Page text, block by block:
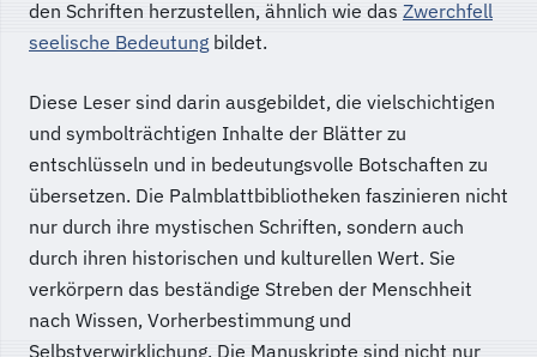
den Schriften herzustellen, ähnlich wie das Zwerchfell
seelische Bedeutung bildet.
Diese Leser sind darin ausgebildet, die vielschichtigen
und symbolträchtigen Inhalte der Blätter zu
entschlüsseln und in bedeutungsvolle Botschaften zu
übersetzen. Die Palmblattbibliotheken faszinieren nicht
nur durch ihre mystischen Schriften, sondern auch
durch ihren historischen und kulturellen Wert. Sie
verkörpern das beständige Streben der Menschheit
nach Wissen, Vorherbestimmung und
Selbstverwirklichung. Die Manuskripte sind nicht nur